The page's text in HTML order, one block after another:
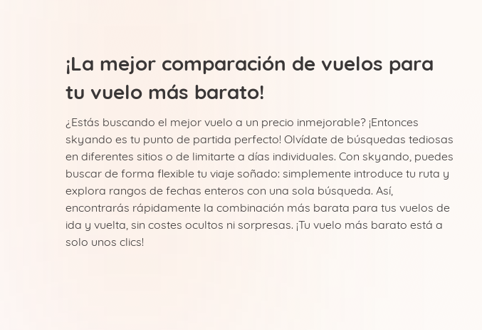
Estados
¡La mejor comparación de vuelos para
tu vuelo más barato!
¿Estás buscando el mejor vuelo a un precio inmejorable? ¡Entonces
skyando es tu punto de partida perfecto! Olvídate de búsquedas tediosas
en diferentes sitios o de limitarte a días individuales. Con skyando, puedes
buscar de forma flexible tu viaje soñado: simplemente introduce tu ruta y
explora rangos de fechas enteros con una sola búsqueda. Así,
encontrarás rápidamente la combinación más barata para tus vuelos de
ida y vuelta, sin costes ocultos ni sorpresas. ¡Tu vuelo más barato está a
solo unos clics!